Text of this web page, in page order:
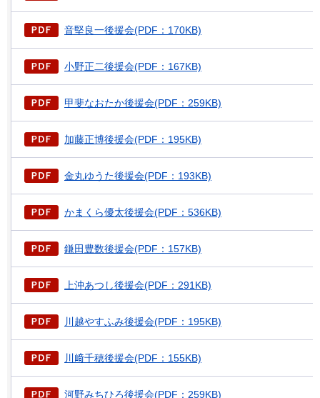
音堅良一後援会(PDF：170KB)
小野正二後援会(PDF：167KB)
甲斐なおたか後援会(PDF：259KB)
加藤正博後援会(PDF：195KB)
金丸ゆうた後援会(PDF：193KB)
かまくら優太後援会(PDF：536KB)
鎌田豊数後援会(PDF：157KB)
上沖あつし後援会(PDF：291KB)
川越やすふみ後援会(PDF：195KB)
川﨑千穂後援会(PDF：155KB)
河野みちひろ後援会(PDF：259KB)